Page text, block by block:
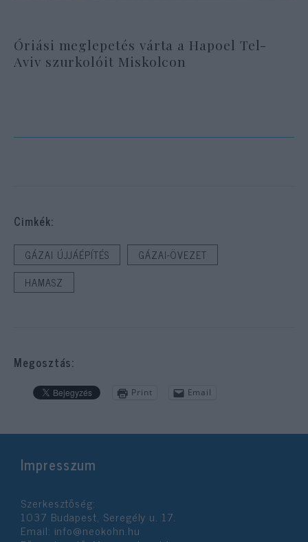
Óriási meglepetés várta a Hapoel Tel-
Aviv szurkolóit Miskolcon
Cimkék:
GÁZAI ÚJJÁÉPÍTÉS
GÁZAI-ÖVEZET
HAMASZ
Megosztás:
Print Email
Impresszum
Szerkesztőség:
1037 Budapest, Seregély u. 17.
Email: info@neokohn.hu